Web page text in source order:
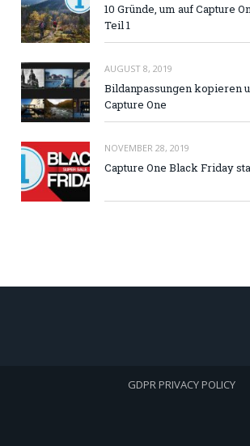
10 Gründe, um auf Capture
Teil 1
AUGUST 8, 2019
Bildanpassungen kopieren
Capture One
NOVEMBER 28, 2019
Capture One Black Friday
GDPR PRIVACY POLICY